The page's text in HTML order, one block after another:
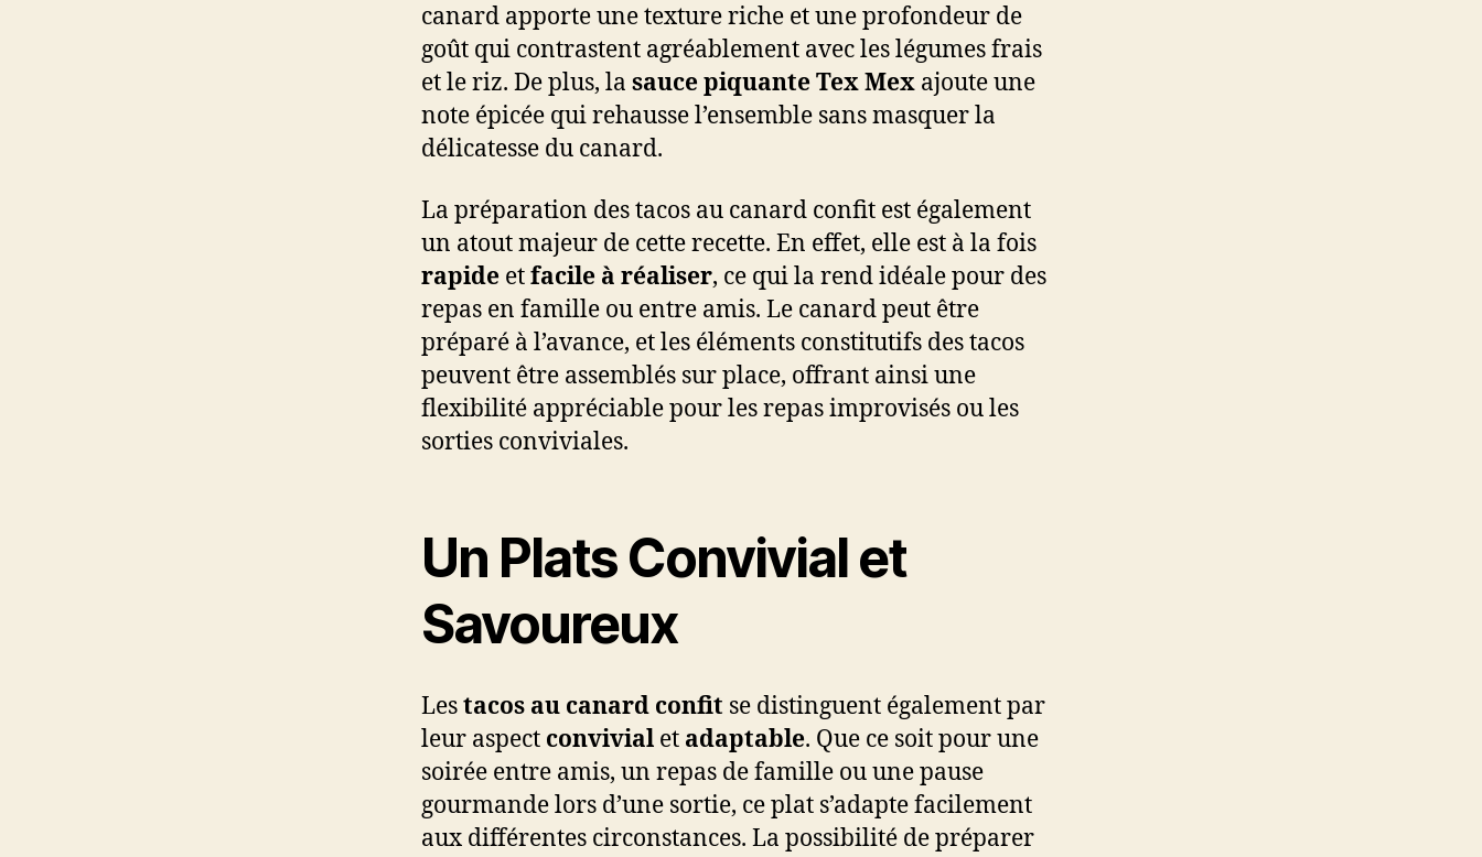
canard apporte une texture riche et une profondeur de
goût qui contrastent agréablement avec les légumes frais
et le riz. De plus, la sauce piquante Tex Mex ajoute une
note épicée qui rehausse l’ensemble sans masquer la
délicatesse du canard.
La préparation des tacos au canard confit est également
un atout majeur de cette recette. En effet, elle est à la fois
rapide etfacile à réaliser, ce qui la rend idéale pour des
repas en famille ou entre amis. Le canard peut être
préparé à l’avance, et les éléments constitutifs des tacos
peuvent être assemblés sur place, offrant ainsi une
flexibilité appréciable pour les repas improvisés ou les
sorties conviviales.
Un Plats Convivial et
Savoureux
Lestacos au canard confit se distinguent également par
leur aspect convivial et adaptable. Que ce soit pour une
soirée entre amis, un repas de famille ou une pause
gourmande lors d’une sortie, ce plat s’adapte facilement
aux différentes circonstances. La possibilité de préparer